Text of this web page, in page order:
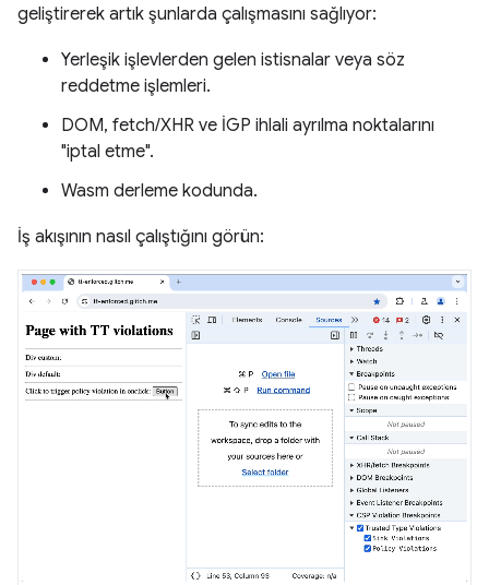
geliştirerek artık şunlarda çalışmasını sağlıyor:
Yerleşik işlevlerden gelen istisnalar veya söz
reddetme işlemleri.
DOM, fetch/XHR ve İGP ihlali ayrılma noktalarını
"iptal etme".
Wasm derleme kodunda.
İş akışının nasıl çalıştığını görün: